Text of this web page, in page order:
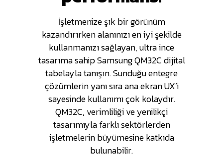
İşletmenize şık bir görünüm
kazandırırken alanınızı en iyi şekilde
kullanmanızı sağlayan, ultra ince
tasarıma sahip Samsung QM32C dijital
tabelayla tanışın. Sunduğu entegre
çözümlerin yanı sıra ana ekran UX’i
sayesinde kullanımı çok kolaydır.
QM32C, verimliliği ve yenilikçi
tasarımıyla farklı sektörlerden
işletmelerin büyümesine katkıda
bulunabilir.